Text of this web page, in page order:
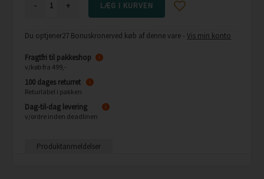
- +
Du optjener27 Bonuskronerved køb af denne vare -Vis min konto
Fragtfri til pakkeshop
v/køb fra 499,-
i
100 dages returret
Returlabel i pakken
i
Dag-til-dag levering
v/ordre inden deadlinen
i
Produktanmeldelser